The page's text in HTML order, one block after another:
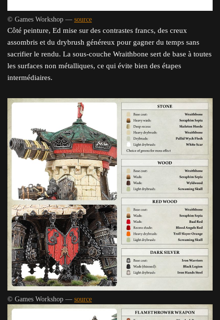
© Games Workshop — source
Côté peinture, Ed mise sur des contrastes francs, des creux
assombris et du drybrush généreux pour gagner du temps sans
sacrifier le rendu. La sous-couche Wraithbone sert de base à toutes
les surfaces non métalliques, ce qui évite bien des étapes
intermédiaires.
© Games Workshop — source